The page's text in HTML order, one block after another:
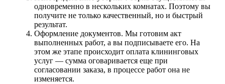
одновременно в нескольких комнатах. Поэтому вы
получите не только качественный, но и быстрый
результат.
Оформление документов. Мы готовим акт
выполненных работ, а вы подписываете его. На
этом же этапе происходит оплата клининговых
услуг — сумма оговаривается еще при
согласовании заказа, в процессе работ она не
изменяется.